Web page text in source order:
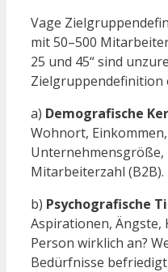
Vage
mit 50–500
25 und 45“ sind
Zielgruppendefinition
a) Demografische
Wohnort,
Unternehmensgröße,
Mitarbeiterzahl (B2B).
b) Psychografische
Aspirationen, Ängste,
Person wirklich an?
Bedürfnisse